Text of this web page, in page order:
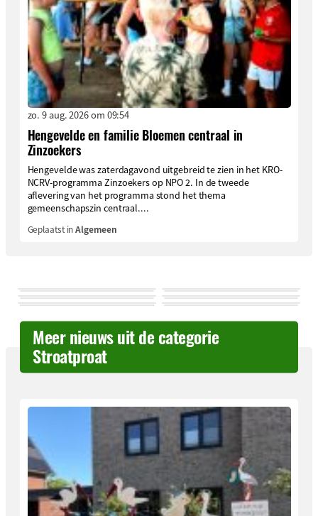
zo. 9 aug. 2026 om 09:54
Hengevelde en familie Bloemen centraal in
Zinzoekers
Hengevelde was zaterdagavond uitgebreid te zien in het KRO-
NCRV-programma Zinzoekers op NPO 2. In de tweede
aflevering van het programma stond het thema
gemeenschapszin centraal....
Geplaatst inAlgemeen
Meer nieuws uit de categorie
Stroatproat